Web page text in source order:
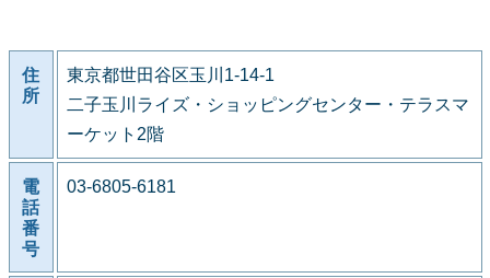
住
所
東京都世田谷区玉川1-14-1
二子玉川ライズ・ショッピングセンター・テラスマ
ーケット2階
電
話
番
号
03-6805-6181